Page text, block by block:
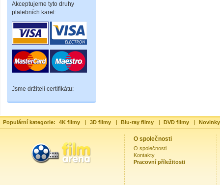
Akceptujeme tyto druhy
platebních karet:
Jsme držiteli certifikátu:
Populární kategorie: 4K filmy | 3D filmy | Blu-ray filmy | DVD filmy |
O společnosti
O společnosti
Kontakty
Pracovní příležitosti